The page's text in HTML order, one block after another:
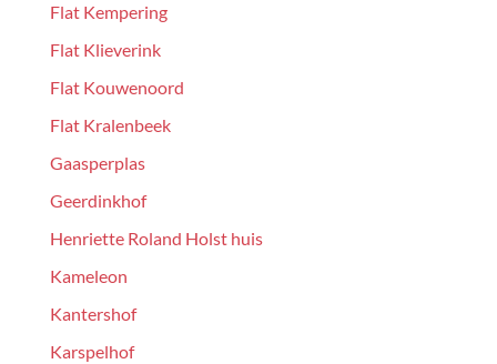
Flat Kempering
Flat Klieverink
Flat Kouwenoord
Flat Kralenbeek
Gaasperplas
Geerdinkhof
Henriette Roland Holst huis
Kameleon
Kantershof
Karspelhof